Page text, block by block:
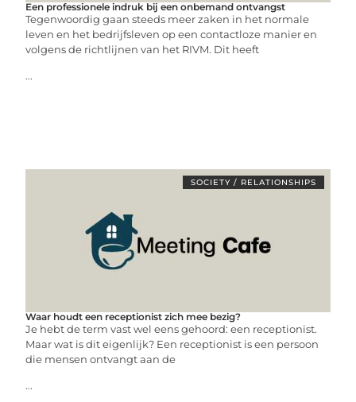
Een professionele indruk bij een onbemand ontvangst
Tegenwoordig gaan steeds meer zaken in het normale
leven en het bedrijfsleven op een contactloze manier en
volgens de richtlijnen van het RIVM. Dit heeft
...
SOCIETY / RELATIONSHIPS
Waar houdt een receptionist zich mee bezig?
Je hebt de term vast wel eens gehoord: een receptionist.
Maar wat is dit eigenlijk? Een receptionist is een persoon
die mensen ontvangt aan de
...